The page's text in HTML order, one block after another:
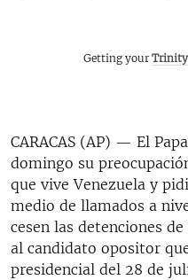
Getting your
CARACAS (AP) — El
domingo su
que vive Venezuela y
medio de llamados a
cesen las detenciones
al candidato opositor
presidencial del 28 de